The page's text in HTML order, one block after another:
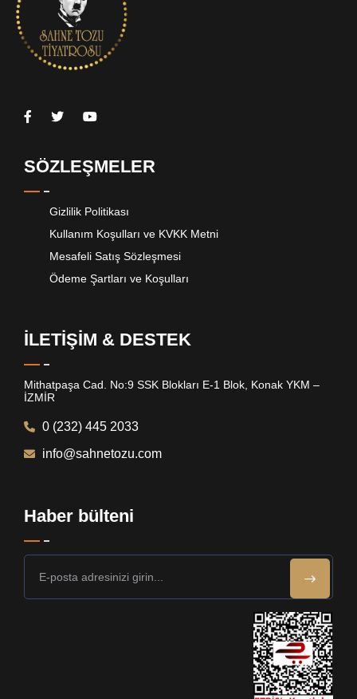
SÖZLEŞMELER
Gizlilik Politikası
Kullanım Koşulları ve KVKK Metni
Mesafeli Satış Sözleşmesi
Ödeme Şartları ve Koşulları
İLETİŞİM & DESTEK
Mithatpaşa Cad. No:9 SSK Blokları E-1 Blok, Konak YKM –
İZMİR
0 (232) 445 2033
info@sahnetozu.com
Haber bülteni